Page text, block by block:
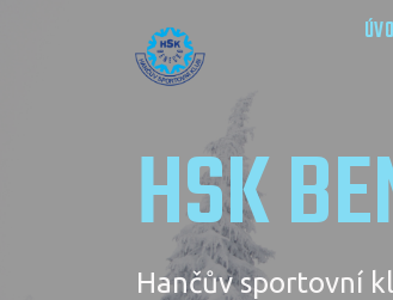
HSK
Hančův sportovní